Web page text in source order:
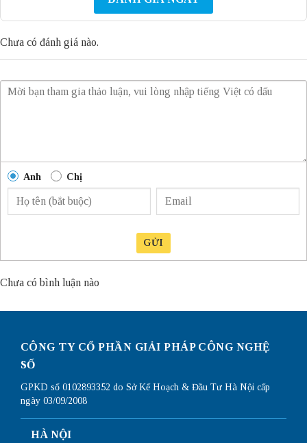
Chưa có đánh giá nào.
Anh Chị
GỬI
Chưa có bình luận nào
CÔNG TY CỔ PHẦN GIẢI PHÁP CÔNG NGHỆ
SỐ
GPKD số 0102893352 do Sở Kế Hoạch & Đầu Tư Hà Nội cấp
ngày 03/09/2008
HÀ NỘI